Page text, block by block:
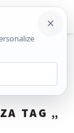
ZA TAG „